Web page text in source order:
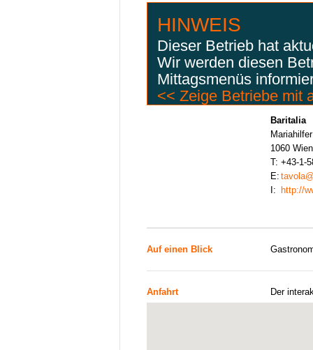
HINWEIS
Dieser Betrieb hat
Wir werden diesen
Mittagsmenüs
<< Zeige Betriebe mit
Baritalia
1060 Wien
T: +43-1-
E:
I:
http://
Auf einen Blick
Anfahrt Der